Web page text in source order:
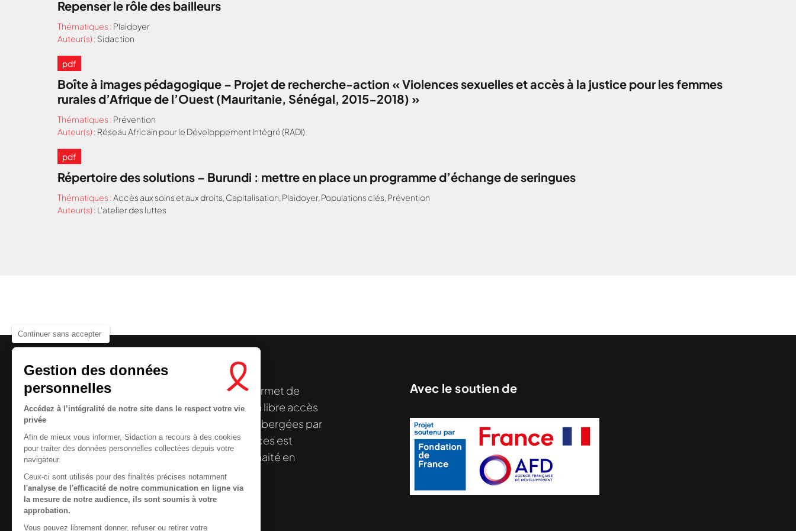
Continuer sans accepter
Gestion des données
personnelles
Accédez à l’intégralité de notre site dans le respect votre vie
privée
Afin de mieux vous informer, Sidaction a recours à des cookies
pour traiter des données personnelles collectées depuis votre
navigateur.
Ceux-ci sont utilisés pour des finalités précises notamment
l'analyse de l'efficacité de notre communication en ligne via
la mesure de notre audience, ils sont soumis à votre
approbation.
Vous pouvez librement donner, refuser ou retirer votre
Repenser le rôle des bailleurs
Thématiques : Plaidoyer
Auteur(s) : Sidaction
pdf
Boîte à images pédagogique – Projet de recherche-action « Violences sexuelles et accès à la justice pour les femmes
rurales d’Afrique de l’Ouest (Mauritanie, Sénégal, 2015-2018) »
Thématiques : Prévention
Auteur(s) : Réseau Africain pour le Développement Intégré (RADI)
pdf
Répertoire des solutions – Burundi : mettre en place un programme d’échange de seringues
Thématiques :Accès aux soins et aux droits, Capitalisation, Plaidoyer, Populations clés, Prévention
Auteur(s) : L'atelier des luttes
Nous cherchons le contenu demandé....
Le centre de ressources de Sidactionpermet de
disposer de ressources francophones en libre accès
. À l’origine, hébergées par
la Plateforme ELSA, le Centre de ressources est
désormais gérée par Sidaction qui a souhaité en
reprendre le pilotage.
Avec le soutien de